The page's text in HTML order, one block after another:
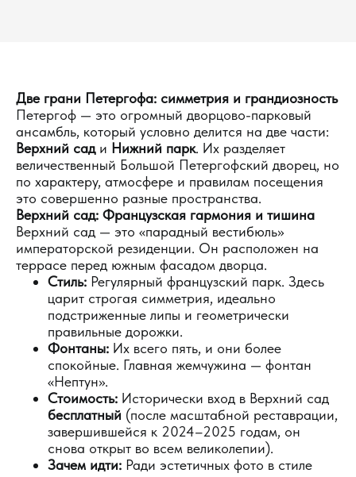
Две грани Петергофа: симметрия и грандиозность
Петергоф — это огромный дворцово-парковый
ансамбль, который условно делится на две части:
Верхний сади Нижний парк. Их разделяет
величественный Большой Петергофский дворец, но
по характеру, атмосфере и правилам посещения
это совершенно разные пространства.
Верхний сад: Французская гармония и тишина
Верхний сад — это «парадный вестибюль»
императорской резиденции. Он расположен на
террасе перед южным фасадом дворца.
Стиль: Регулярный французский парк. Здесь
царит строгая симметрия, идеально
подстриженные липы и геометрически
правильные дорожки.
Фонтаны: Их всего пять, и они более
спокойные. Главная жемчужина — фонтан
«Нептун».
Стоимость: Исторически вход в Верхний сад
бесплатный (после масштабной реставрации,
завершившейся к 2024–2025 годам, он
снова открыт во всем великолепии).
Зачем идти: Ради эстетичных фото в стиле